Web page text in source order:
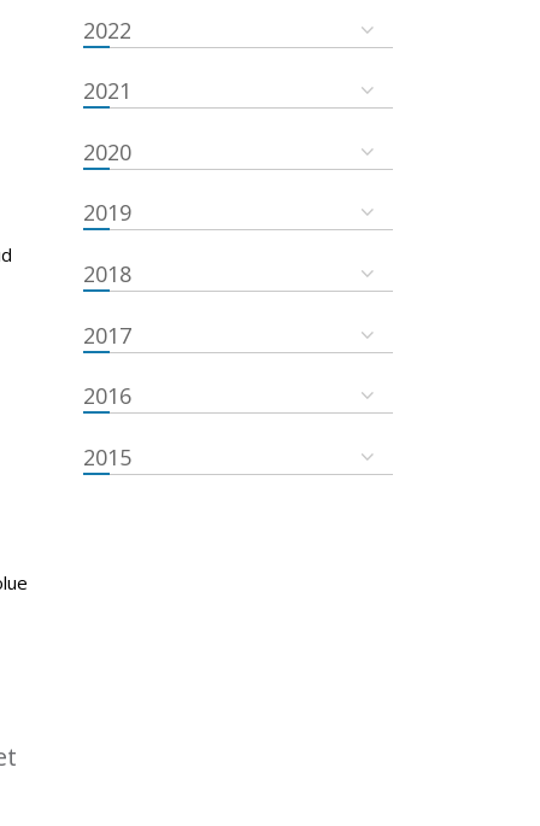
2022
2021
2020
2019
2018
2017
2016
2015